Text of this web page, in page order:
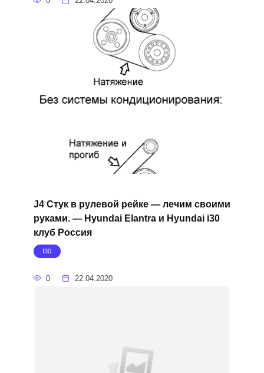
J4 Стук в рулевой рейке — лечим своими
руками. — Hyundai Elantra и Hyundai i30
клуб Россия
I30
0 22.04.2020